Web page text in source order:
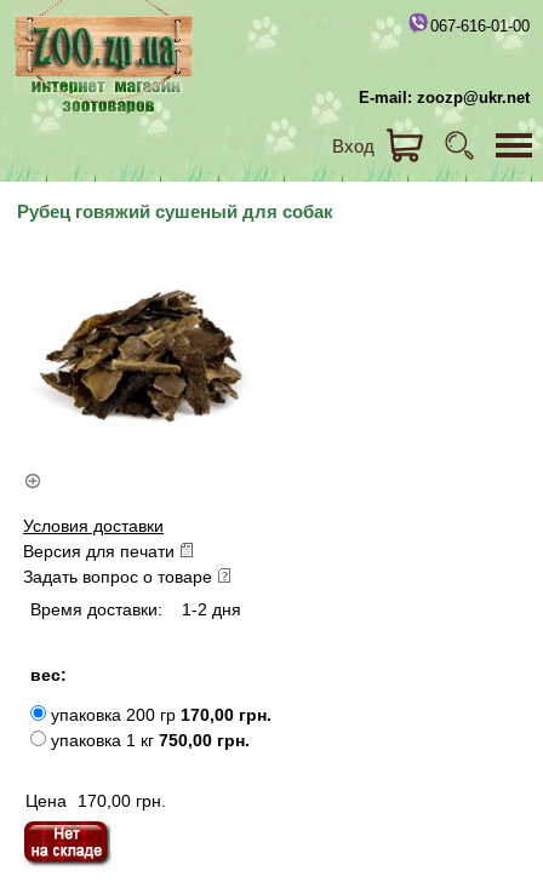
067-616-01-00
E-mail: zoozp@ukr.net
Вход
Рубец говяжий сушеный для собак
Условия доставки
Версия для печати
Задать вопрос о товаре
Время доставки:
1-2 дня
вес:
упаковка 200 гр 170,00 грн.
упаковка 1 кг 750,00 грн.
Цена 170,00 грн.